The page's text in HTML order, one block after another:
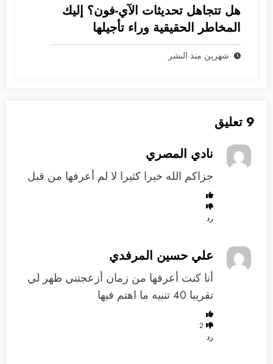
هل تتجاهل تحديثات الآي-فون؟ إليك
المخاطر الحقيقية وراء تأجيلها
شهرين منذ النشر
9 تعليق
نادي المصري
جزاكم الله خيرا كثيرا لا لم أعرفها من قبل
رد
علي حسين المرفدي
‏أنا كنت أعرفها من زمان أزعجتني ظهر لي
تقريبا 40 تنبيه ‏ما اهتم فيها
2
رد